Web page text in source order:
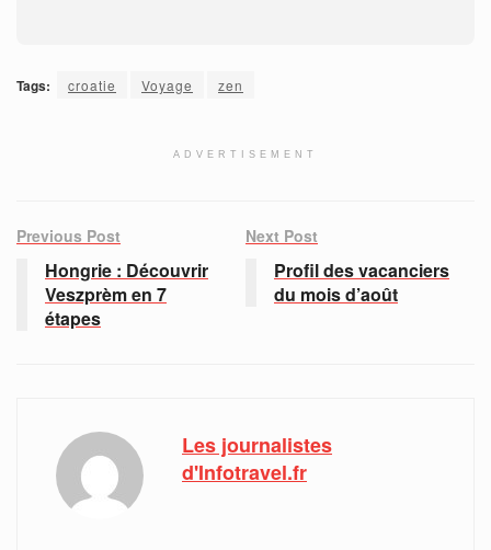
Tags: croatie Voyage zen
ADVERTISEMENT
Previous Post
Hongrie : Découvrir
Veszprèm en 7
étapes
Next Post
Profil des vacanciers
du mois d’août
Les journalistes
d'Infotravel.fr